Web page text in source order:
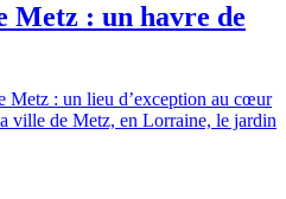
Metz : un havre de
Metz : un lieu d’exception au cœur
ville de Metz, en Lorraine, le jardin